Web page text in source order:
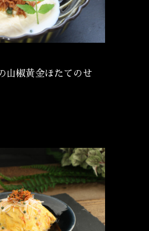
山椒黄金ほたてのせ